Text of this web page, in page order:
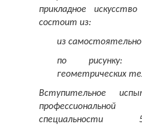
прикладное
состоит из:
из
по рисунку:
геометрических
Вступительное
специальности